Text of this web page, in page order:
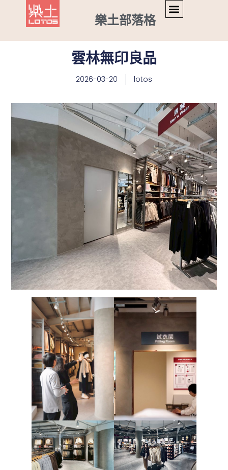
樂土部落格
雲林無印良品
2026-03-20 lotos